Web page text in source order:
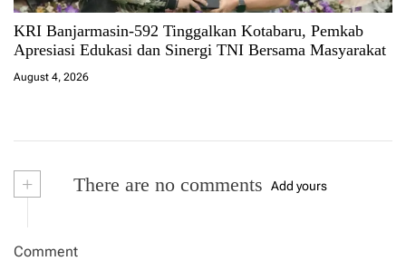
KRI Banjarmasin-592 Tinggalkan Kotabaru, Pemkab
Apresiasi Edukasi dan Sinergi TNI Bersama Masyarakat
August 4, 2026
+ There are no comments Add yours
Comment